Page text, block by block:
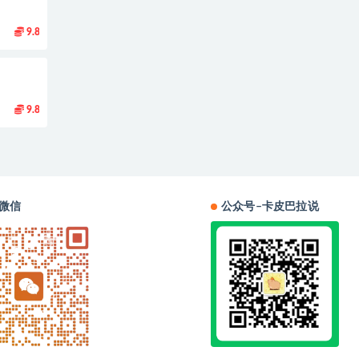
9.8
9.8
信 公众号–卡皮巴拉说